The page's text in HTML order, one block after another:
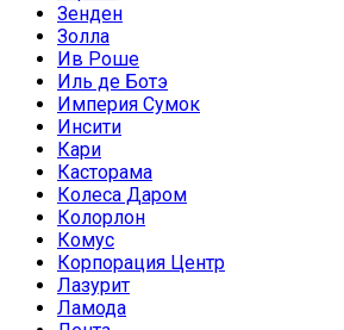
Зенден
Золла
Ив Роше
Иль де Ботэ
Империя Сумок
Инсити
Кари
Касторама
Колеса Даром
Колорлон
Комус
Корпорация Центр
Лазурит
Ламода